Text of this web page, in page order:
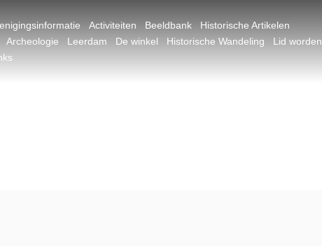
Activiteiten Beeldbank
Historische Artikelen
Archeologie Leerdam De winkel Historische Wandeling
Lid worden